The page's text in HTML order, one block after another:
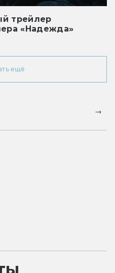
трейлер
«Надежда»
ещё